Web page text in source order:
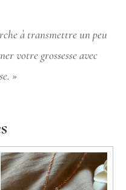
à transmettre un peu
votre grossesse avec
»